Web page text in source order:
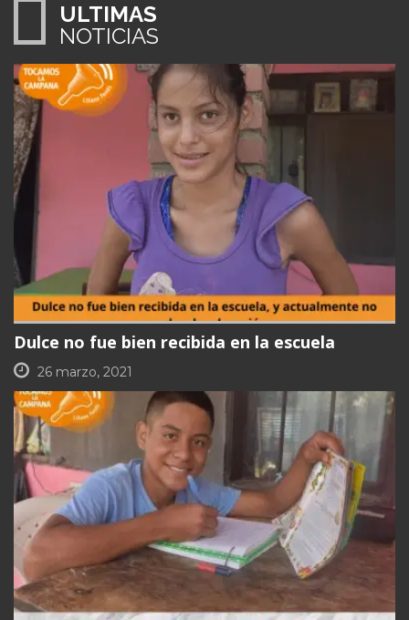
MAS INFO
ULTIMAS
NOTICIAS
Dulce no fue bien recibida en la escuela
26 marzo, 2021